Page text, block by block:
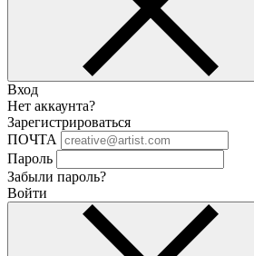
Вход
Нет аккаунта?
Зарегистрироваться
ПОЧТА
Пароль
Забыли пароль?
Войти